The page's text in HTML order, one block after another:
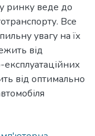
ринку веде до
Все
увагу на їх
від
експлуатаційних
від оптимально